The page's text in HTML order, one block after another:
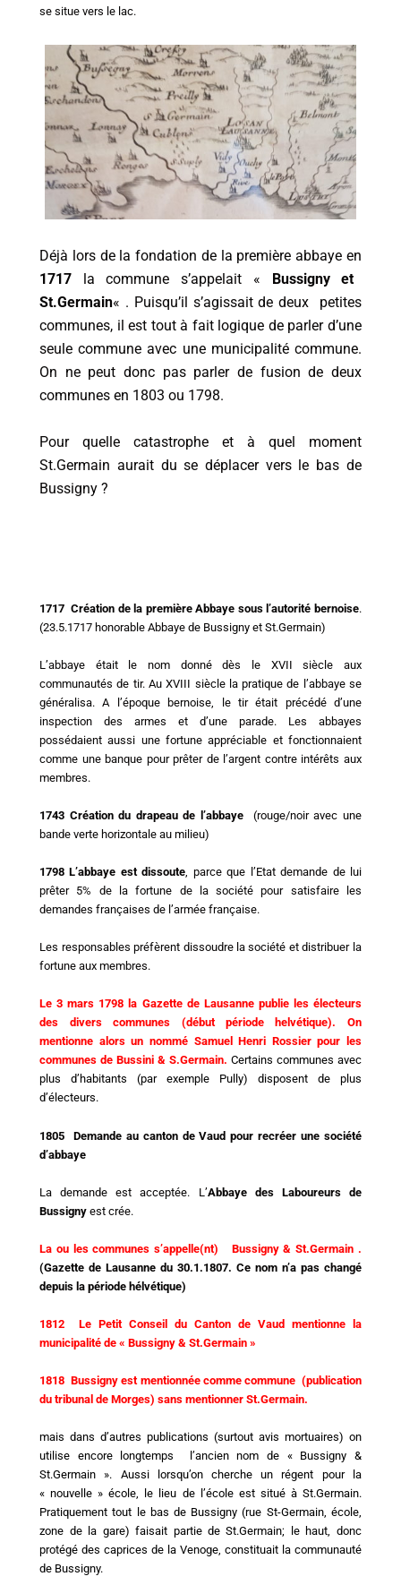
se situe vers le lac.
Déjà lors de la fondation de la première abbaye en
1717 la commune s’appelait « Bussigny et
St.Germain« . Puisqu’il s’agissait de deux petites
communes, il est tout à fait logique de parler d’une
seule commune avec une municipalité commune.
On ne peut donc pas parler de fusion de deux
communes en 1803 ou 1798.
Pour quelle catastrophe et à quel moment
St.Germain aurait du se déplacer vers le bas de
Bussigny ?
1717 Création de la première Abbaye sous l’autorité bernoise.
(23.5.1717 honorable Abbaye de Bussigny et St.Germain)
L’abbaye était le nom donné dès le XVII siècle aux
communautés de tir. Au XVIII siècle la pratique de l’abbaye se
généralisa. A l’époque bernoise, le tir était précédé d’une
inspection des armes et d’une parade. Les abbayes
possédaient aussi une fortune appréciable et fonctionnaient
comme une banque pour prêter de l’argent contre intérêts aux
membres.
1743 Création du drapeau de l’abbaye(rouge/noir avec une
bande verte horizontale au milieu)
1798 L’abbaye est dissoute, parce que l’Etat demande de lui
prêter 5% de la fortune de la société pour satisfaire les
demandes françaises de l’armée française.
Les responsables préfèrent dissoudre la société et distribuer la
fortune aux membres.
Le 3 mars 1798 la Gazette de Lausanne publie les électeurs
des divers communes (début période helvétique). On
mentionne alors un nommé Samuel Henri Rossier pour les
communes de Bussini & S.Germain. Certains communes avec
plus d’habitants (par exemple Pully) disposent de plus
d’électeurs.
1805 Demande au canton de Vaud pour recréer une société
d’abbaye
La demande est acceptée. L’Abbaye des Laboureurs de
Bussignyest crée.
La ou les communes s’appelle(nt) Bussigny & St.Germain .
(Gazette de Lausanne du 30.1.1807. Ce nom n’a pas changé
depuis la période hélvétique)
1812 Le Petit Conseil du Canton de Vaud mentionne la
municipalité de « Bussigny & St.Germain »
1818 Bussigny est mentionnée comme commune (publication
du tribunal de Morges) sans mentionner St.Germain.
mais dans d’autres publications (surtout avis mortuaires) on
utilise encore longtemps l’ancien nom de « Bussigny &
St.Germain ». Aussi lorsqu’on cherche un régent pour la
« nouvelle » école, le lieu de l’école est situé à St.Germain.
Pratiquement tout le bas de Bussigny (rue St-Germain, école,
zone de la gare) faisait partie de St.Germain; le haut, donc
protégé des caprices de la Venoge, constituait la communauté
de Bussigny.